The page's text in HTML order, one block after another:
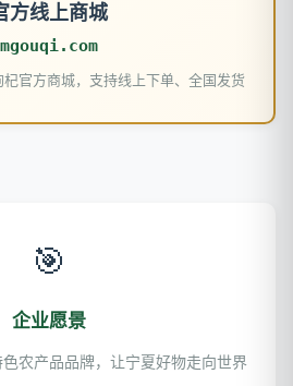
方线上商城
mgouqi.com
官方商城，支持线上下单、全国发货
🎯
企业愿景
农产品品牌，让宁夏好物走向世界